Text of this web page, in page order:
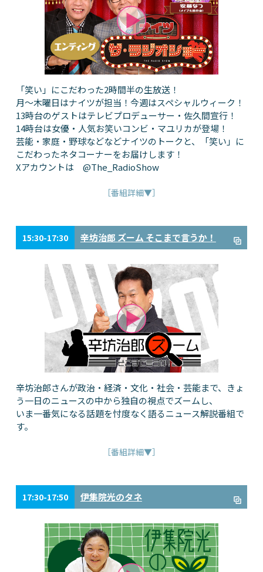
「笑い」にこだわった2時間半の生放送！
月～木曜日はナイツが担当！今週はスペシャルウィーク！
13時台のゲストはテレビプロデューサー・佐久間宣行！
14時台は女優・人気お笑いコンビ・マユリカが登場！
芸能・家庭・野球などなどナイツのトークと、「笑い」に
こだわったネタコーナーをお届けします！
Xアカウントは @The_RadioShow
［番組詳細▼］
15:30-17:30 辛坊治郎 ズーム そこまで言うか！
辛坊治郎さんが政治・経済・文化・社会・芸能まで、きょ
う一日のニュースの中から独自の視点でズームし、
いま一番気になる話題を忖度なく語るニュース解説番組で
す。
［番組詳細▼］
17:30-17:50 伊集院光のタネ